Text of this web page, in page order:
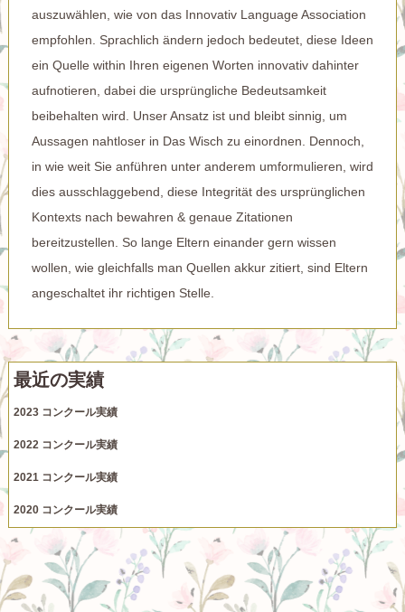
auszuwählen, wie von das Innovativ Language Association
empfohlen. Sprachlich ändern jedoch bedeutet, diese Ideen
ein Quelle within Ihren eigenen Worten innovativ dahinter
aufnotieren, dabei die ursprüngliche Bedeutsamkeit
beibehalten wird. Unser Ansatz ist und bleibt sinnig, um
Aussagen nahtloser in Das Wisch zu einordnen. Dennoch,
in wie weit Sie anführen unter anderem umformulieren, wird
dies ausschlaggebend, diese Integrität des ursprünglichen
Kontexts nach bewahren & genaue Zitationen
bereitzustellen. So lange Eltern einander gern wissen
wollen, wie gleichfalls man Quellen akkur zitiert, sind Eltern
angeschaltet ihr richtigen Stelle.
最近の実績
2023 コンクール実績
2022 コンクール実績
2021 コンクール実績
2020 コンクール実績